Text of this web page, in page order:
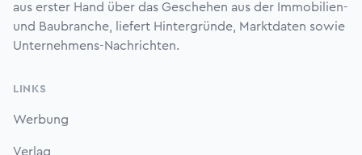
aus erster Hand über das Geschehen aus der Immobilien-
und Baubranche, liefert Hintergründe, Marktdaten sowie
Unternehmens-Nachrichten.
LINKS
Werbung
Verlag